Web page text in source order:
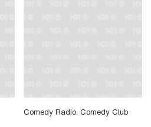
Comedy Radio. Comedy Club